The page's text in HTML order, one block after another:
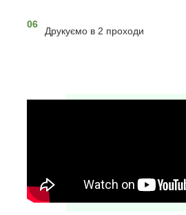
06
Друкуємо в 2 проходи